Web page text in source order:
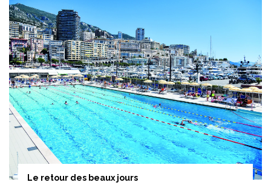
Le retour des beaux jours